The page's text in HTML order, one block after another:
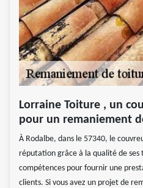
Lorraine Toiture , un
pour un remaniement
À Rodalbe, dans le 57340, le
réputation grâce à la qualité de ses
compétences pour fournir une
clients. Si vous avez un projet de